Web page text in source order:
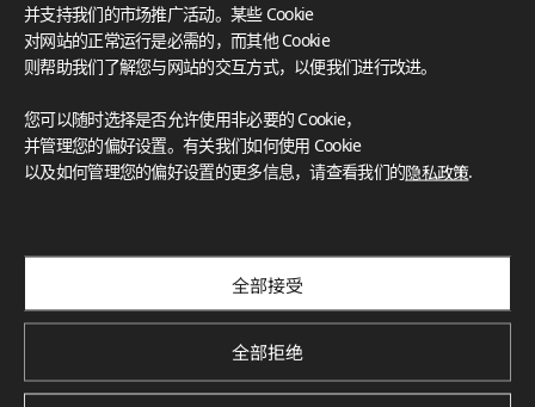
What These Certifications Mean
灵感画廊
并支持我们的市场推广活动。某些 Cookie
对网站的正常运行是必需的，而其他 Cookie
则帮助我们了解您与网站的交互方式，以便我们进行改进。
您可以随时选择是否允许使用非必要的 Cookie，
并管理您的偏好设置。有关我们如何使用 Cookie
以及如何管理您的偏好设置的更多信息，请查看我们的隐私政策.
全部接受
全部拒绝